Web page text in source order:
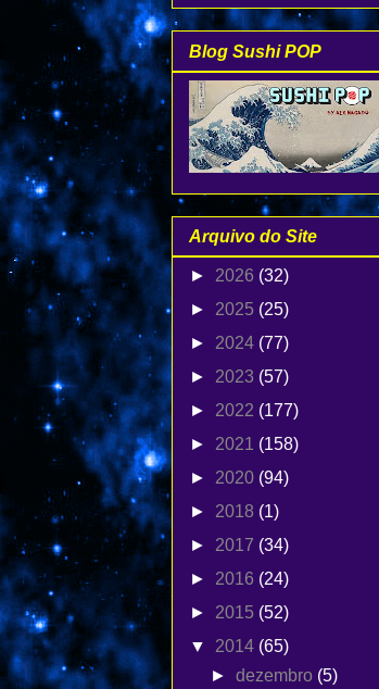
Blog Sushi POP
Arquivo do Site
► 2026 (32)
► 2025 (25)
► 2024 (77)
► 2023 (57)
► 2022 (177)
► 2021 (158)
► 2020 (94)
► 2018 (1)
► 2017 (34)
► 2016 (24)
► 2015 (52)
▼ 2014 (65)
►dezembro (5)